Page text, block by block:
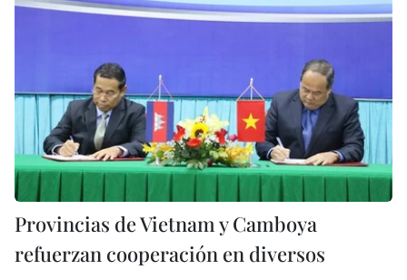
Provincias de Vietnam y Camboya
refuerzan cooperación en diversos